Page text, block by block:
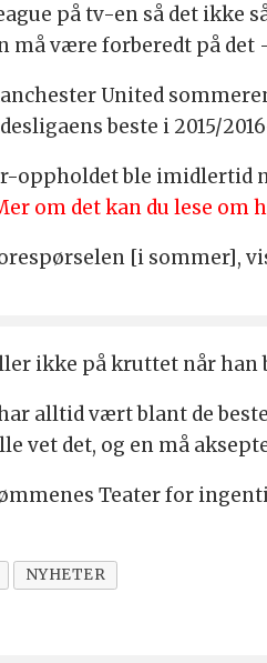
på tv-en så det
må være forberedt på
United
beste i 2015/
oppholdet ble imidlertid
om det kan du lese om
[i sommer],
ikke på kruttet når han
alltid vært blant de
vet det, og en må
Teater for
NYHETER